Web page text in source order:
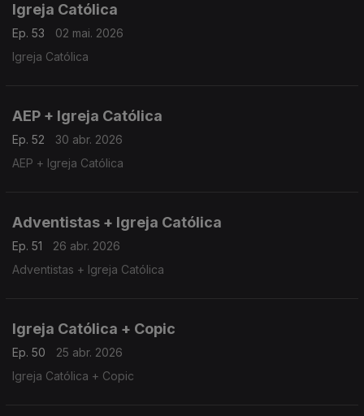
Igreja Católica
Ep. 53
02 mai. 2026
Igreja Católica
AEP + Igreja Católica
Ep. 52
30 abr. 2026
AEP + Igreja Católica
Adventistas + Igreja Católica
Ep. 51
26 abr. 2026
Adventistas + Igreja Católica
Igreja Católica + Copic
Ep. 50
25 abr. 2026
Igreja Católica + Copic